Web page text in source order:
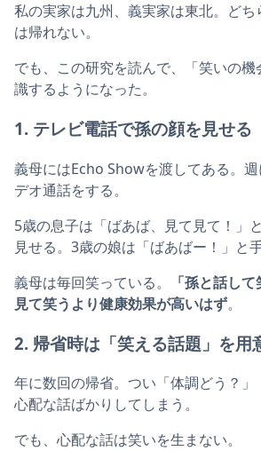
私の実家は九州、義実家は東北。ど
は帰れない。
でも、この研究を読んで、「笑いの
識するようになった。
1. テレビ電話で孫の顔を見せる
義母にはEcho Showを渡してある。
デオ通話をする。
5歳の息子は「ばあば、見て見て！」
見せる。3歳の娘は「ばあばー！」と手
義母は毎回笑っている。
「孫と話し
見て笑うより健康効果が高いはず。
2. 帰省時は「笑える話題」を用
年に数回の帰省。つい「体調どう？」
心配な話ばかりしてしまう。
でも、心配な話は笑いを生まない。